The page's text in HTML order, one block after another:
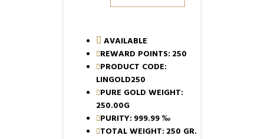
AVAILABLE
REWARD POINTS: 250
PRODUCT CODE:
LINGOLD250
PURE GOLD WEIGHT:
250.00G
PURITY: 999.99 ‰
TOTAL WEIGHT: 250 GR.